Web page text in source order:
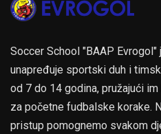
Soccer School "BAAP
unapređuje sportski duh i
od 7 do 14 godina, pružajući
za početne fudbalske korake.
pristup pomognemo svakom